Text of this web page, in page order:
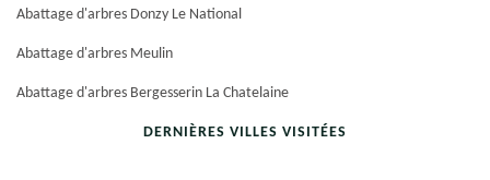
Abattage d'arbres Donzy Le National
Abattage d'arbres Meulin
Abattage d'arbres Bergesserin La Chatelaine
DERNIÈRES VILLES VISITÉES